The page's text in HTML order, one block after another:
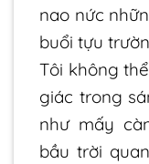
nao nức
buổi tựu
Tôi không
giác trong
như mấy
bầu trời